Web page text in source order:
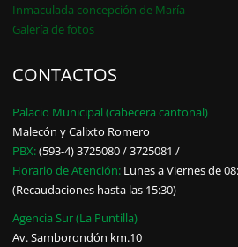
Inmaculada concepción de María
Galería de fotos
CONTACTOS
Palacio Municipal (cabecera cantonal)
Malecón y Calixto Romero
PBX:(593-4) 3725080 / 3725081 /
Horario de Atención: Lunes a Viernes de
(Recaudaciones hasta las 15:30)
Agencia Sur (La Puntilla)
Av. Samborondón km.10